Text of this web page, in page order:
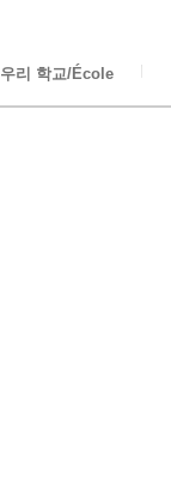
우리 학교/École